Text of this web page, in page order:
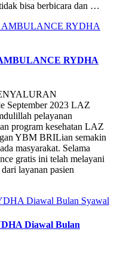
bisa berbicara dan …
RYDHA
2023 LAZ
pelayanan
program kesehatan LAZ
YBM BRILian semakin
masyarakat. Selama
gratis ini telah melayani
layanan pasien
Diawal Bulan